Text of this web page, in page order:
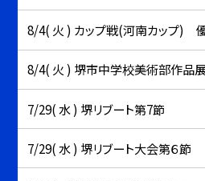
8/4( 火 ) カップ戦(河南カップ) 優
8/4( 火 ) 堺市中学校美術部作
7/29( 水 ) 堺リブート第7節
7/29( 水 ) 堺リブート大会第６節